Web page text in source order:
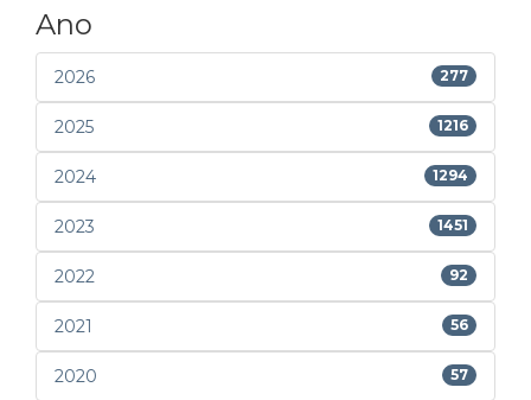
Ano
2026 277
2025 1216
2024 1294
2023 1451
2022 92
2021 56
2020 57